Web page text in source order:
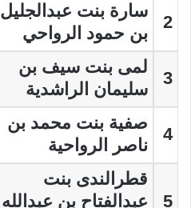
2
سارة بنت عبدالجليل
بن حمود الرواحي
3
لمى بنت سيف بن
سليمان الراشدية
4
صفية بنت محمد بن
ناصر الرواحية
5
قطرالندى بنت
عبدالفتاح بن عبدالله